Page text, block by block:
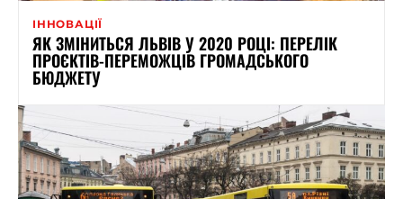
ІННОВАЦІЇ
ЯК ЗМІНИТЬСЯ ЛЬВІВ У 2020 РОЦІ: ПЕРЕЛІК
ПРОЄКТІВ-ПЕРЕМОЖЦІВ ГРОМАДСЬКОГО
БЮДЖЕТУ